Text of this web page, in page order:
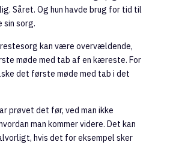
Såret. Og hun havde brug for tid til
sin sorg.
kan være overvældende,
møde med tab af en kæreste. For
det første møde med tab i det
prøvet det før, ved man ikke
man kommer videre. Det kan
hvis det for eksempel sker